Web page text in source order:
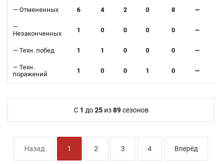
— Отмененных 6 4 2 0 8 —
—
Незаконченных
1 0 0 0 0 —
— Техн. побед 1 1 0 0 0 —
— Техн.
поражений
1 0 0 1 0 —
C 1 до25из89сезонов
Назад 1 2 3 4 Вперёд